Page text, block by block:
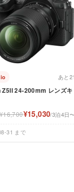
あと
24-200mm レンズキ
¥15,030/3泊4日
31 まで